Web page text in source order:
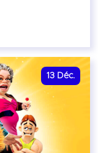
13 Déc.